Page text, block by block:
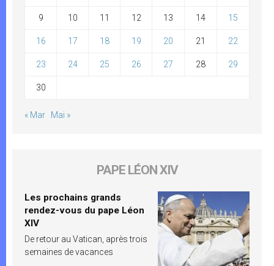
9 10 11 12 13 14 15
16 17 18 19 20 21 22
23 24 25 26 27 28 29
30
« Mar Mai »
PAPE LÉON XIV
Les prochains grands
rendez-vous du pape Léon
XIV
De retour au Vatican, après trois
semaines de vacances